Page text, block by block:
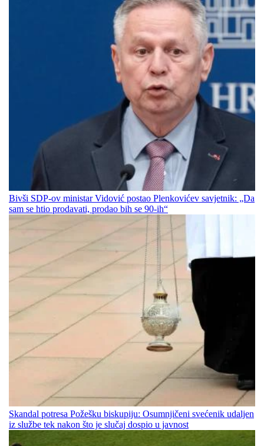
Bivši SDP-ov ministar Vidović postao Plenkovićev savjetnik: „Da
sam se htio prodavati, prodao bih se 90-ih“
Skandal potresa Požešku biskupiju: Osumnjičeni svećenik udaljen
iz službe tek nakon što je slučaj dospio u javnost